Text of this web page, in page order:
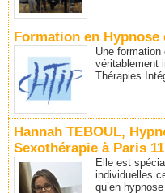
Formation en Hypnose
Une
véritablement
Thérapies
Hannah TEBOUL,
Sexothérapie à Paris 11
Elle est
individuelles
qu’en